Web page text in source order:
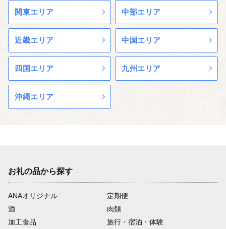
義務を負わないものとします。
③申込者に配送された返礼品の瑕
疵等につき自己又はしもきたツー
き、代替品の提供損害賠償その他
いかなる責任も負わないものとし
ます。
④寄附金受領証明書と別便で送付
ます。
ご提供いただいた個人情報は、ふ
るさと納税に関する業務（DM発
送等を含む）以外には、一切使用
■その他
少なく、年間を通じて穏やかな気
候です。しかし、夏期において偏
東風（ヤマセ）といわれる冷たい
風が太平洋側から吹きつけ、農作
物の生育に影響を与えることもあ
関東エリア 中部エリア
近畿エリア 中国エリア
四国エリア 九州エリア
沖縄エリア
お礼の品から探す
ANAオリジナル
定期便
酒
肉類
加工食品
旅行・宿泊・体験